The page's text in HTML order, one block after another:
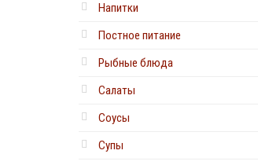
Напитки
Постное питание
Рыбные блюда
Салаты
Соусы
Супы